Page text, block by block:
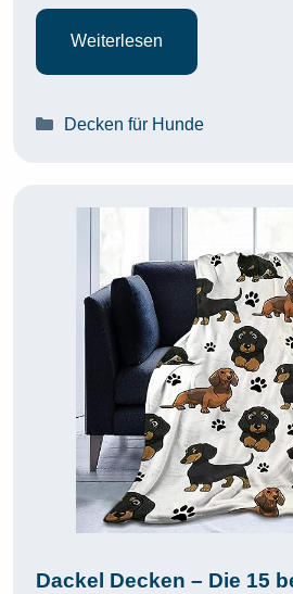
Weiterlesen
Kategorien
Decken für Hunde
Dackel Decken – Die 15